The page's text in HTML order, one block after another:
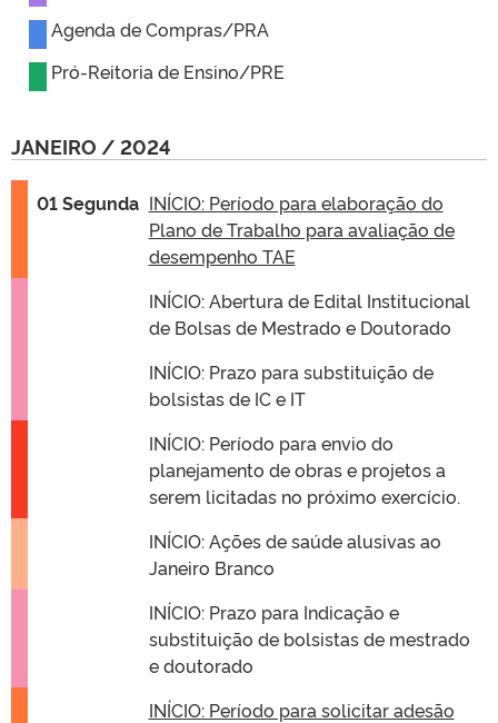
Agenda de Compras/PRA
Pró-Reitoria de Ensino/PRE
JANEIRO / 2024
01 Segunda INÍCIO: Período para elaboração do
Plano de Trabalho para avaliação de
desempenho TAE
INÍCIO: Abertura de Edital Institucional
de Bolsas de Mestrado e Doutorado
INÍCIO: Prazo para substituição de
bolsistas de IC e IT
INÍCIO: Período para envio do
planejamento de obras e projetos a
serem licitadas no próximo exercício.
INÍCIO: Ações de saúde alusivas ao
Janeiro Branco
INÍCIO: Prazo para Indicação e
substituição de bolsistas de mestrado
e doutorado
INÍCIO: Período para solicitar adesão